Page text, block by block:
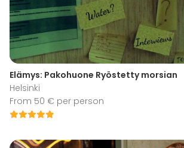
Elämys: Pakohuone Ryöstetty morsian
Helsinki
From 50 € per person